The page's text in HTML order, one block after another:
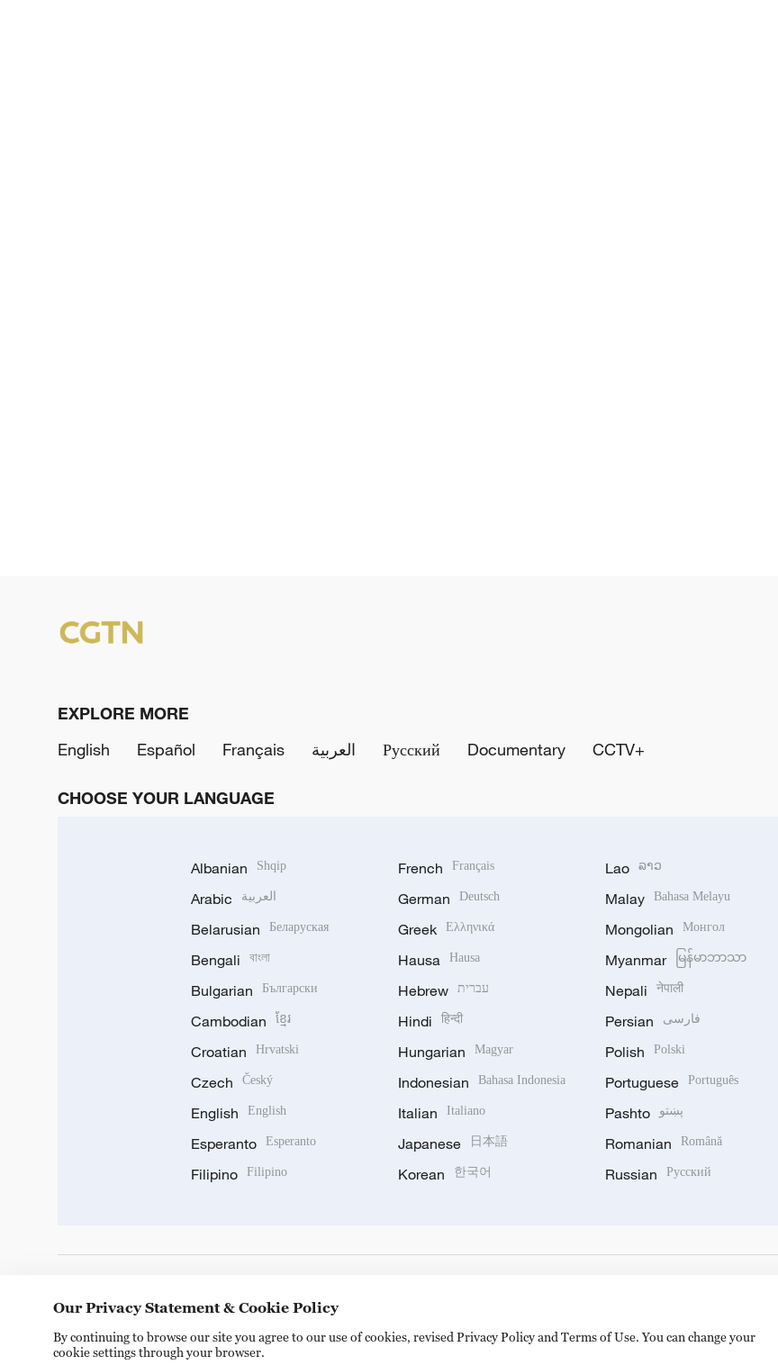
EXPLORE MORE
English
Español Français العربية Русский Documentary CCTV+
CHOOSE YOUR LANGUAGE
Albanian Shqip
Arabic العربية
Belarusian Беларуская
Bengali বাংলা
Bulgarian Български
Cambodian ខ្មែរ
Croatian Hrvatski
Czech Český
English English
Esperanto Esperanto
Filipino Filipino
French Français
German Deutsch
Greek Ελληνικά
Hausa Hausa
Hebrew עברית
Hindi हिन्दी
Hungarian Magyar
Indonesian Bahasa Indonesia
Italian Italiano
Japanese 日本語
Korean 한국어
Lao ລາວ
Malay Bahasa Melayu
Mongolian Монгол
Myanmar မြန်မာဘာသာ
Nepali नेपाली
Persian فارسی
Polish Polski
Portuguese Português
Pashto پښتو
Romanian Română
Russian Русский
Our Privacy Statement & Cookie Policy
By continuing to browse our site you agree to our use of cookies, revised Privacy Policy and Terms of Use. You can change your
cookie settings through your browser.